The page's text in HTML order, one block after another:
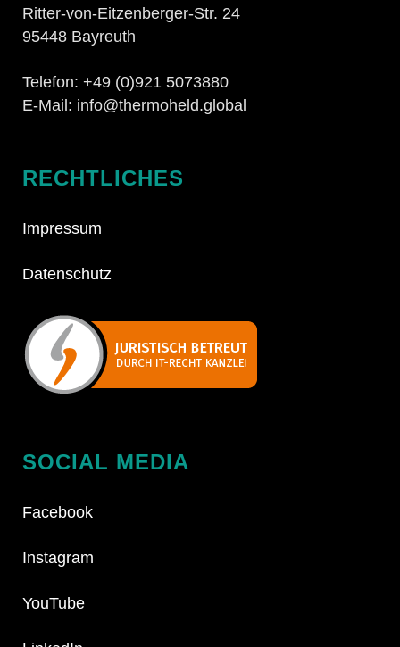
Ritter-von-Eitzenberger-Str. 24
95448 Bayreuth
Telefon: +49 (0)921 5073880
E-Mail: info@thermoheld.global
RECHTLICHES
Impressum
Datenschutz
SOCIAL MEDIA
Facebook
Instagram
YouTube